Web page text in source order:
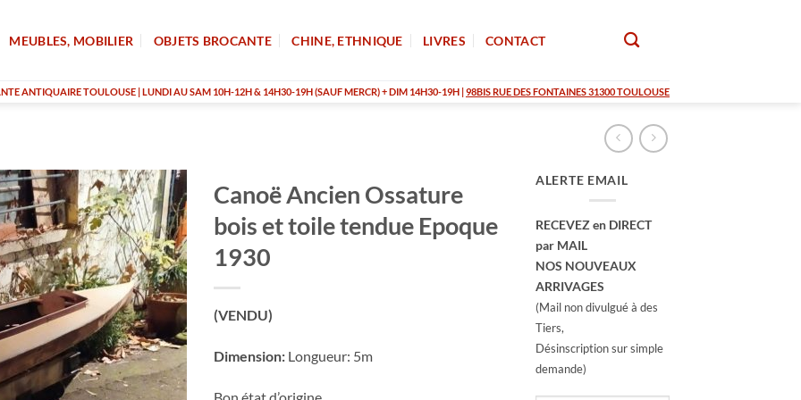
MEUBLES, MOBILIER OBJETS BROCANTE CHINE, ETHNIQUE LIVRES CONTACT
ANTIQUAIRE TOULOUSE | LUNDI AU SAM 10H-12H & 14H30-19H (SAUF MERCR) + DIM 14H30-19H |98BIS RUE DES FONTAINES 31300 TOULOUSE
Canoë Ancien Ossature
bois et toile tendue Epoque
1930
(VENDU)
Dimension: Longueur: 5m
Bon état d’origine.
ALERTE EMAIL
RECEVEZ en DIRECT
par MAIL
NOS NOUVEAUX
ARRIVAGES
(Mail non divulgué à des
Tiers,
Désinscription sur simple
demande)